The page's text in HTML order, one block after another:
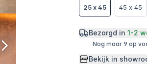
25 x 45
45 x 45
Bezorgd in 1-2
Nog maar 9 op
Bekijk in